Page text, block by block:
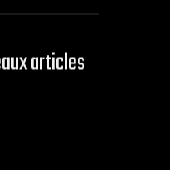
articles